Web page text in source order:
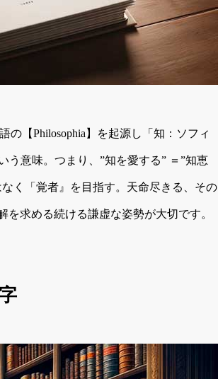
の【Philosophia】を起源し「知：ソフィ
う意味。つまり、”知を愛する” ＝”知恵
く「覚者』を目指す。天命尽きる、その
求める続ける謙虚な姿勢が大切です。